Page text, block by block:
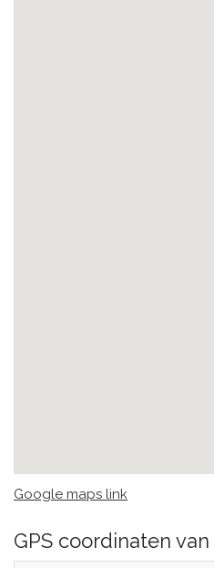
Google maps link
GPS coordinaten van